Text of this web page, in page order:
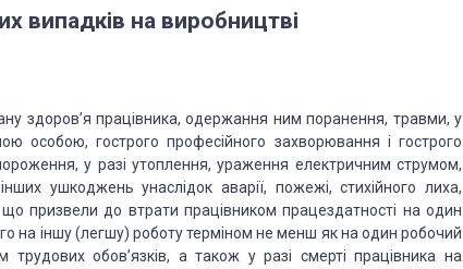
випадків на виробництві
здоров’я працівника, одержання ним поранення, травми, у
особою, гострого професійного захворювання і гострого
у разі утоплення, ураження електричним струмом,
ушкоджень унаслідок аварії, пожежі, стихійного лиха,
призвели до втрати працівником працездатності на один
на іншу (легшу) роботу терміном не менш як на один робочий
обов’язків, а також у разі смерті працівника на